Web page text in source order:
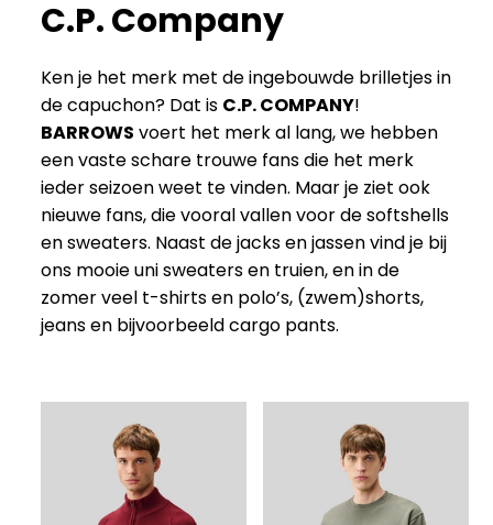
C.P. Company
Ken je het merk met de ingebouwde brilletjes in
de capuchon? Dat is C.P. COMPANY!
BARROWS voert het merk al lang, we hebben
een vaste schare trouwe fans die het merk
ieder seizoen weet te vinden. Maar je ziet ook
nieuwe fans, die vooral vallen voor de softshells
en sweaters. Naast de jacks en jassen vind je bij
ons mooie uni sweaters en truien, en in de
zomer veel t-shirts en polo’s, (zwem)shorts,
jeans en bijvoorbeeld cargo pants.